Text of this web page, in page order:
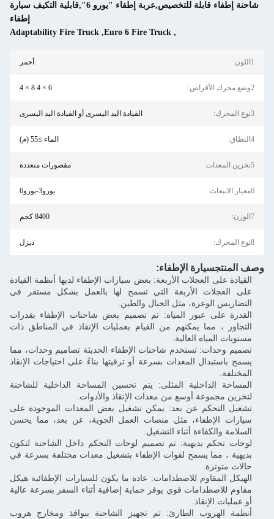
شاحنة إطفاء قابلة للتخصيص,عربة إطفاء "يورو 6",قابلية التكيف سيارة
إطفاء
,
Euro 6 Fire Truck
,
Adaptability Fire Truck
1اللون: أحمر
2وضع محرك الأقراص: 6 × 4 8 × 4
3نوع المحرك: القيادة اليد اليسرى أو القيادة اليد اليسرى
4النطاق: الماء ≥55 (م)
5تخزين المعدات: مقصورات متعددة
6معيار الانبعاث: يورو3-يورو6
7الوزن: 8400 كجم
8نوع المحرك: ديزل
وصف المنتجسيارة الإطفاء:
القيادة على العجلات الأربعة: بعض سيارات الإطفاء لديها أنظمة القيادة
على العجلات الأربعة التي تسمح لها بالعمل بشكل مستقر في
التضاريس الوعرة، مثل الجبال والطين.
القدرة على عبور المياه: تم تصميم بعض شاحنات الإطفاء بقدرات
التجاوز ، مما يمكنهم من القيام بعمليات الإنقاذ في المناطق ذات
مستويات المياه العالية.
تصميم وحدات: تستخدم شاحنات الإطفاء الحديثة تصاميم وحدات، مما
يسمح باستبدال المعدات بسرعة أو ترقيتها بناءً على احتياجات الإنقاذ
المختلفة.
المساحة الداخلية المثلى: يتم تحسين المساحة الداخلية للشاحنة
لتخزين مجموعة أوسع من معدات الإنقاذ والأدوات.
تشغيل التحكم عن بعد: يمكن تشغيل بعض المعدات الموجودة على
سيارات الإطفاء، مثل منصات العمل الجوية، عن بعد، مما يحسن
السلامة والكفاءة أثناء التشغيل.
لوحات تحكم بديهية: تم تصميم لوحات التحكم داخل الشاحنة لتكون
بديهية ، مما يسمح لقوات الإطفاء بتشغيل معدات مختلفة بسرعة في
حالات متوترة.
الهيكل المقاوم للاصطدامات: عادة ما يكون للسيارات الإطفائية هيكل
مقاوم للاصطدامات قوي يوفر حماية إضافية أثناء السفر بسرعة عالية
أو عمليات الإنقاذ.
أنظمة الهروب الطارئ: تم تجهيز الشاحنة بنوافذ ومخارج هروب